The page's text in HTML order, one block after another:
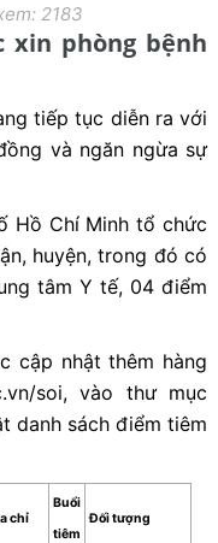
2183
xin phòng bệnh
tiếp tục diễn ra với
và ngăn ngừa sự
Hồ Chí Minh tổ chức
huyện, trong đó có
tâm Y tế, 04 điểm
cập nhật thêm hàng
soi, vào thư mục
danh sách điểm tiêm
chỉ
Buổi
tiêm
Đối tượng